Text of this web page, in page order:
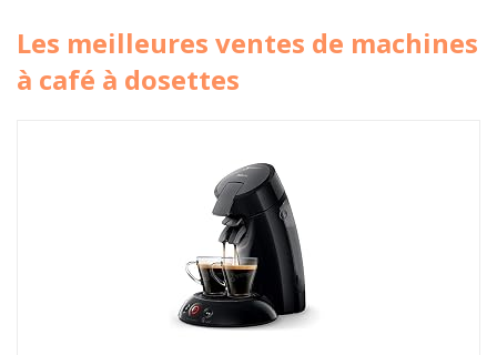
Les meilleures ventes de machines
à café à dosettes